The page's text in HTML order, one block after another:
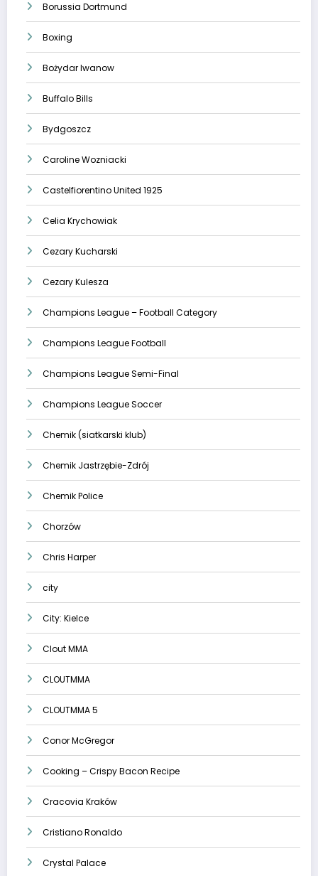
Borussia Dortmund
Boxing
Bożydar Iwanow
Buffalo Bills
Bydgoszcz
Caroline Wozniacki
Castelfiorentino United 1925
Celia Krychowiak
Cezary Kucharski
Cezary Kulesza
Champions League – Football Category
Champions League Football
Champions League Semi-Final
Champions League Soccer
Chemik (siatkarski klub)
Chemik Jastrzębie-Zdrój
Chemik Police
Chorzów
Chris Harper
city
City: Kielce
Clout MMA
CLOUTMMA
CLOUTMMA 5
Conor McGregor
Cooking – Crispy Bacon Recipe
Cracovia Kraków
Cristiano Ronaldo
Crystal Palace